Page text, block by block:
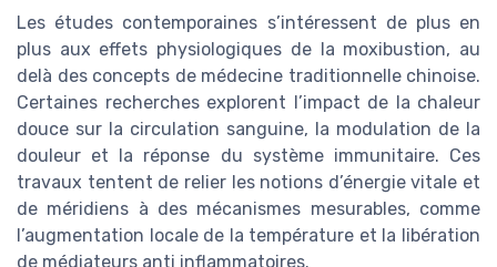
Les études contemporaines s’intéressent de plus en
plus aux effets physiologiques de la moxibustion, au
delà des concepts de médecine traditionnelle chinoise.
Certaines recherches explorent l’impact de la chaleur
douce sur la circulation sanguine, la modulation de la
douleur et la réponse du système immunitaire. Ces
travaux tentent de relier les notions d’énergie vitale et
de méridiens à des mécanismes mesurables, comme
l’augmentation locale de la température et la libération
de médiateurs anti inflammatoires.